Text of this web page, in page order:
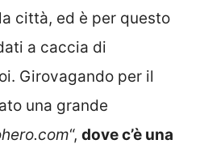
città, ed è per questo
a caccia di
Girovagando per il
una grande
“, dove c’è una